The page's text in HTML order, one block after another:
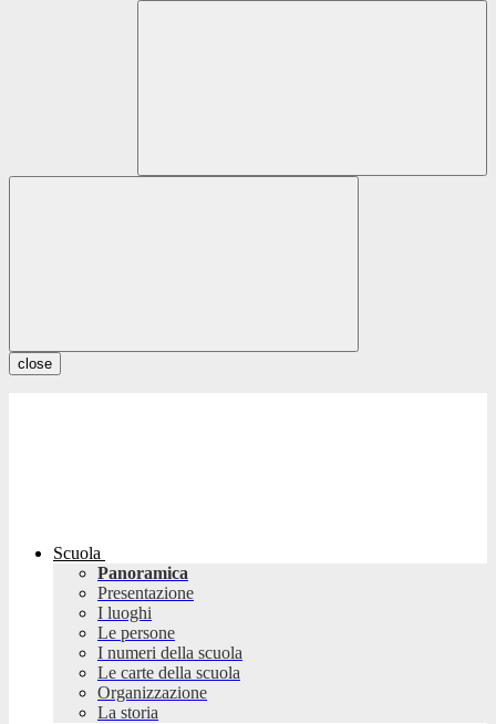
close
Scuola
Panoramica
Presentazione
I luoghi
Le persone
I numeri della scuola
Le carte della scuola
Organizzazione
La storia